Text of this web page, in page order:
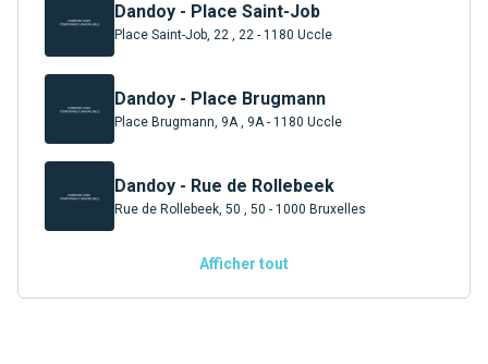
Dandoy - Place Saint-Job
Place Saint-Job, 22 , 22 - 1180 Uccle
Dandoy - Place Brugmann
Place Brugmann, 9A , 9A - 1180 Uccle
Dandoy - Rue de Rollebeek
Rue de Rollebeek, 50 , 50 - 1000 Bruxelles
Afficher tout